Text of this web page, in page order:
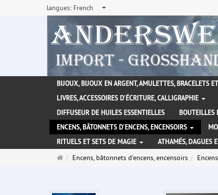
langues: French
BIJOUX, BIJOUX EN ARGENT, AMULETTES, BRACELETS
LIVRES, ACCESSOIRES D'ÉCRITURE, CALLIGRAPHIE
DIFFUSEUR DE HUILES ESSENTIELLES
BOUTEILLES
ENCENS, BÂTONNETS D'ENCENS, ENCENSOIRS
RITUELS ET SETS DE MAGIE
ATHAMÉS, DAGUES
PageEncens, bâtonnets d'encens, encensoirs Encens